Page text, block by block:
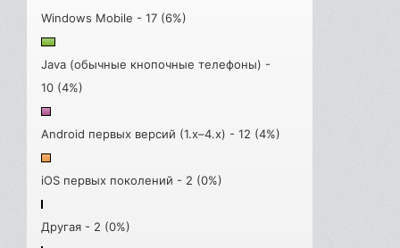
Windows Mobile - 17 (6%)
Java (обычные кнопочные телефоны) -
10 (4%)
Android первых версий (1.x–4.x) - 12 (4%)
iOS первых поколений - 2 (0%)
Другая - 2 (0%)